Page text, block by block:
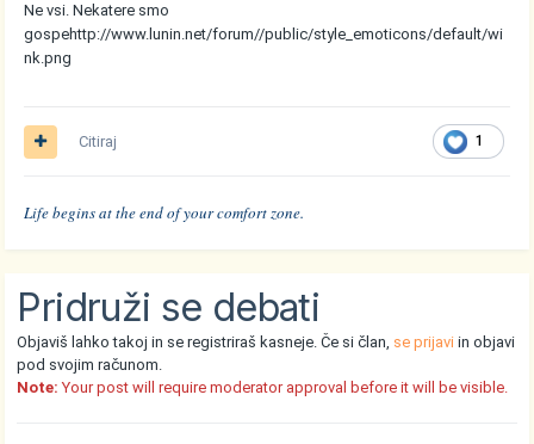
Ne vsi. Nekatere smo
gospehttp://www.lunin.net/forum//public/style_emoticons/default/wi
nk.png
1
Citiraj
Life begins at the end of your comfort zone.
Pridruži se debati
Objaviš lahko takoj in se registriraš kasneje. Če si član, se prijavi in objavi
pod svojim računom.
Note: Your post will require moderator approval before it will be visible.